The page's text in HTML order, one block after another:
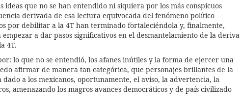
que no se han entendido ni siquiera por los más conspicuos
derivada de esa lectura equivocada del fenómeno político
por debilitar a la 4T han terminado fortaleciéndola y, finalmente,
a dar pasos significativos en el desmantelamiento de la deriva
4T.
lo que no se entendió, los afanes inútiles y la forma de ejercer una
afirmar de manera tan categórica, que personajes brillantes de la
a los mexicanos, oportunamente, el aviso, la advertencia, la
amenazando los magros avances democráticos y de país civilizado